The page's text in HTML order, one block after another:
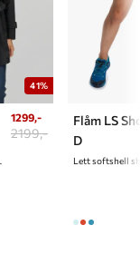
41%
1299,-
2199,-
Flåm LS
D